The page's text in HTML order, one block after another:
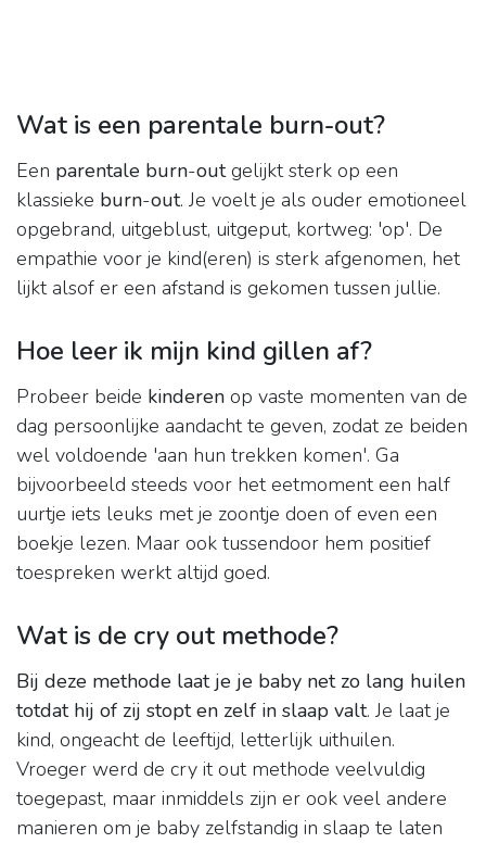
Wat is een parentale burn-out?
Een parentale burn-outgelijkt sterk op een
klassieke burn-out. Je voelt je als ouder emotioneel
opgebrand, uitgeblust, uitgeput, kortweg: 'op'. De
empathie voor je kind(eren) is sterk afgenomen, het
lijkt alsof er een afstand is gekomen tussen jullie.
Hoe leer ik mijn kind gillen af?
Probeer beide kinderen op vaste momenten van de
dag persoonlijke aandacht te geven, zodat ze beiden
wel voldoende 'aan hun trekken komen'. Ga
bijvoorbeeld steeds voor het eetmoment een half
uurtje iets leuks met je zoontje doen of even een
boekje lezen. Maar ook tussendoor hem positief
toespreken werkt altijd goed.
Wat is de cry out methode?
Bij deze methode laat je je baby net zo lang huilen
totdat hij of zij stopt en zelf in slaap valt. Je laat je
kind, ongeacht de leeftijd, letterlijk uithuilen.
Vroeger werd de cry it out methode veelvuldig
toegepast, maar inmiddels zijn er ook veel andere
manieren om je baby zelfstandig in slaap te laten